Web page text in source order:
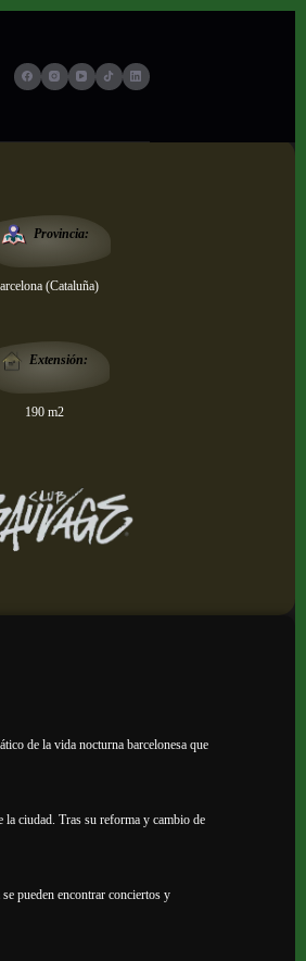
Provincia:
(Cataluña)
Extensión:
190 m2
de la vida nocturna barcelonesa que
la ciudad. Tras su reforma y cambio de
pueden encontrar conciertos y